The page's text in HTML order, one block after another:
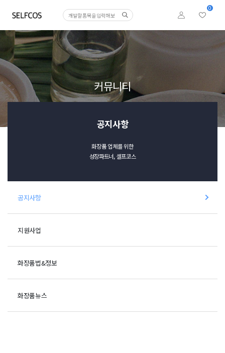
0
커뮤니티
공지사항
화장품 업체를 위한
성장파트너, 셀프코스
공지사항
지원사업
화장품법&정보
화장품뉴스